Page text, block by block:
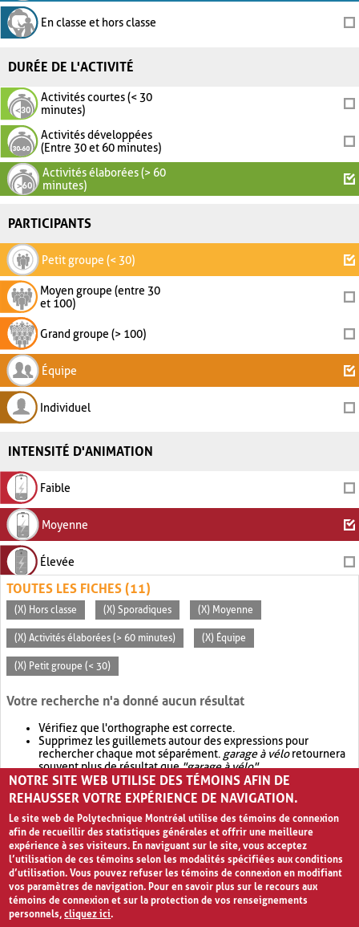
En classe et hors classe
DURÉE DE L'ACTIVITÉ
Activités courtes (< 30
minutes)
Activités développées
(Entre 30 et 60 minutes)
Activités élaborées (> 60
minutes)
PARTICIPANTS
Petit groupe (< 30)
Moyen groupe (entre 30
et 100)
Grand groupe (> 100)
Équipe
Individuel
INTENSITÉ D'ANIMATION
Faible
Moyenne
Élevée
TOUTES LES FICHES (11)
(X) Hors classe (X) Sporadiques (X) Moyenne
(X) Activités élaborées (> 60 minutes) (X) Équipe
(X) Petit groupe (< 30)
Votre recherche n'a donné aucun résultat
Vérifiez que l'orthographe est correcte.
Supprimez les guillemets autour des expressions pour
rechercher chaque mot séparément. garage à véloretournera
souvent plus de résultat que"garage à vélo".
Envisagez d'élargir votre recherche avec OR.garage OR vélo
retournera souvent plus de résultat quegarage à vélo
NOTRE SITE WEB UTILISE DES TÉMOINS AFIN DE
REHAUSSER VOTRE EXPÉRIENCE DE NAVIGATION.
Le site web de Polytechnique Montréal utilise des témoins de connexion
afin de recueillir des statistiques générales et offrir une meilleure
expérience à ses visiteurs. En naviguant sur le site, vous acceptez
l’utilisation de ces témoins selon les modalités spécifiées aux conditions
d’utilisation. Vous pouvez refuser les témoins de connexion en modifiant
vos paramètres de navigation. Pour en savoir plus sur le recours aux
témoins de connexion et sur la protection de vos renseignements
personnels,cliquez ici.